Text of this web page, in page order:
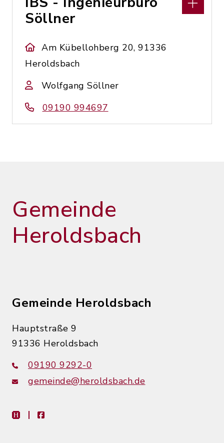
Söllner
Am Kübellohberg 20, 91336
Heroldsbach
Wolfgang Söllner
09190 994697
Gemeinde
Heroldsbach
Gemeinde Heroldsbach
Hauptstraße 9
91336 Heroldsbach
09190 9292-0
gemeinde@heroldsbach.de
heimat-infofacebook